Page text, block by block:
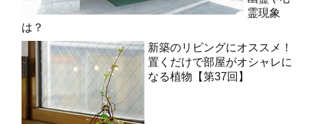
霊現象
は？
新築のリビングにオススメ！
置くだけで部屋がオシャレに
なる植物【第37回】